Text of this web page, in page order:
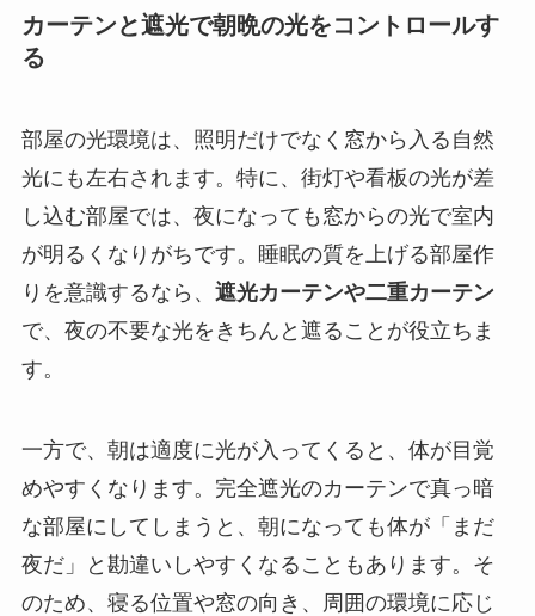
カーテンと遮光で朝晩の光をコントロールす
る
部屋の光環境は、照明だけでなく窓から入る自然
光にも左右されます。特に、街灯や看板の光が差
し込む部屋では、夜になっても窓からの光で室内
が明るくなりがちです。睡眠の質を上げる部屋作
りを意識するなら、 遮光カーテンや二重カーテン
で、夜の不要な光をきちんと遮ることが役立ちま
す。
一方で、朝は適度に光が入ってくると、体が目覚
めやすくなります。完全遮光のカーテンで真っ暗
な部屋にしてしまうと、朝になっても体が「まだ
夜だ」と勘違いしやすくなることもあります。そ
のため、寝る位置や窓の向き、周囲の環境に応じ